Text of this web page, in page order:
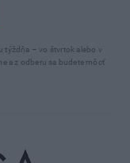
týždňa – vo štvrtok alebo v
a z odberu sa budete môcť